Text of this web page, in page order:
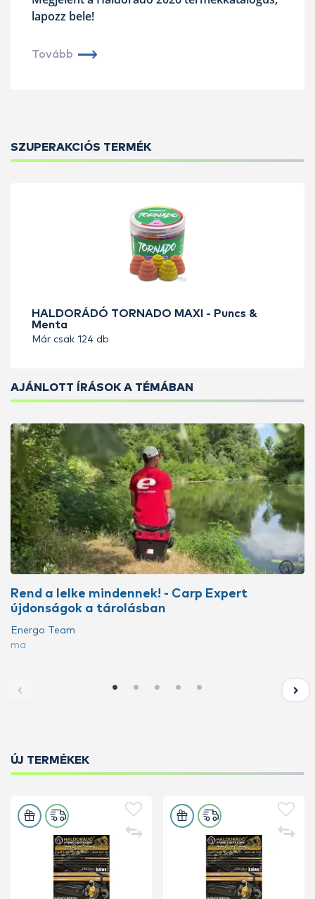
lapozz bele!
Tovább
SZUPERAKCIÓS TERMÉK
HALDORÁDÓ TORNADO MAXI - Puncs &
Menta
Már csak 124 db
AJÁNLOTT ÍRÁSOK A TÉMÁBAN
Rend a lelke mindennek! - Carp Expert
újdonságok a tárolásban
Energo Team
ma
ÚJ TERMÉKEK